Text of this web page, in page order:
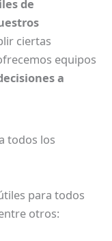
de
ciertas
equipos
a
todos los
para todos
otros: